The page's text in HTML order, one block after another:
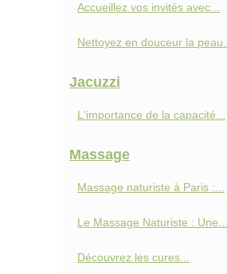
Accueillez vos invités avec...
Nettoyez en douceur la peau...
Jacuzzi
L'importance de la capacité...
Massage
Massage naturiste à Paris :...
Le Massage Naturiste : Une...
Découvrez les cures...